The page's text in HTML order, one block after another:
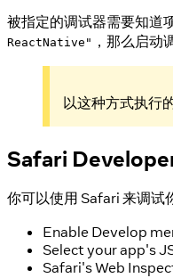
被指定的调试器需要知道
ReactNative" ，那么启动
以这种方式执行
Safari
你可以使用 Safari 来调试
Enable Develop
Select your app's
Safari's Web